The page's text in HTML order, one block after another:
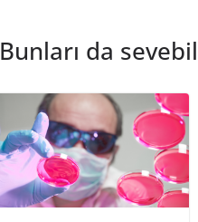
Bunları da